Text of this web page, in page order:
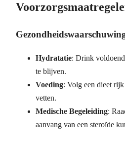
Hydratatie: Drink
te blijven.
Voeding: Volg een dieet
vetten.
Medische Begeleiding:
aanvang van een steroïde